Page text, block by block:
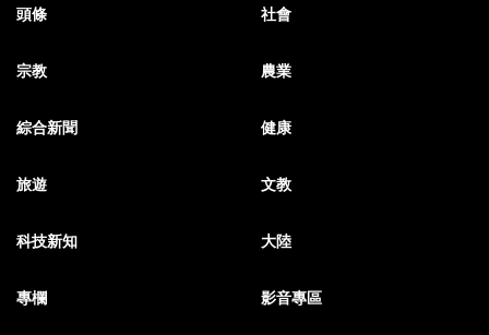
頭條 社會
宗教 農業
綜合新聞 健康
旅遊 文教
科技新知 大陸
專欄 影音專區